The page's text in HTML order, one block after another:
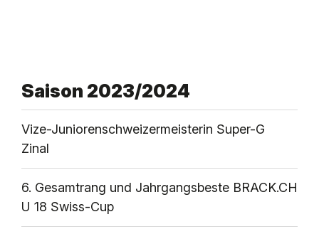
Saison 2023/2024
Vize-Juniorenschweizermeisterin Super-G
Zinal
6. Gesamtrang und Jahrgangsbeste BRACK.CH
U 18 Swiss-Cup